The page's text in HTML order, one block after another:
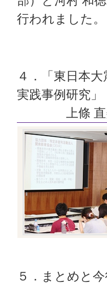
行われました。
４．「東日本
実践事例研究」
上條 直美 特
５．まとめと